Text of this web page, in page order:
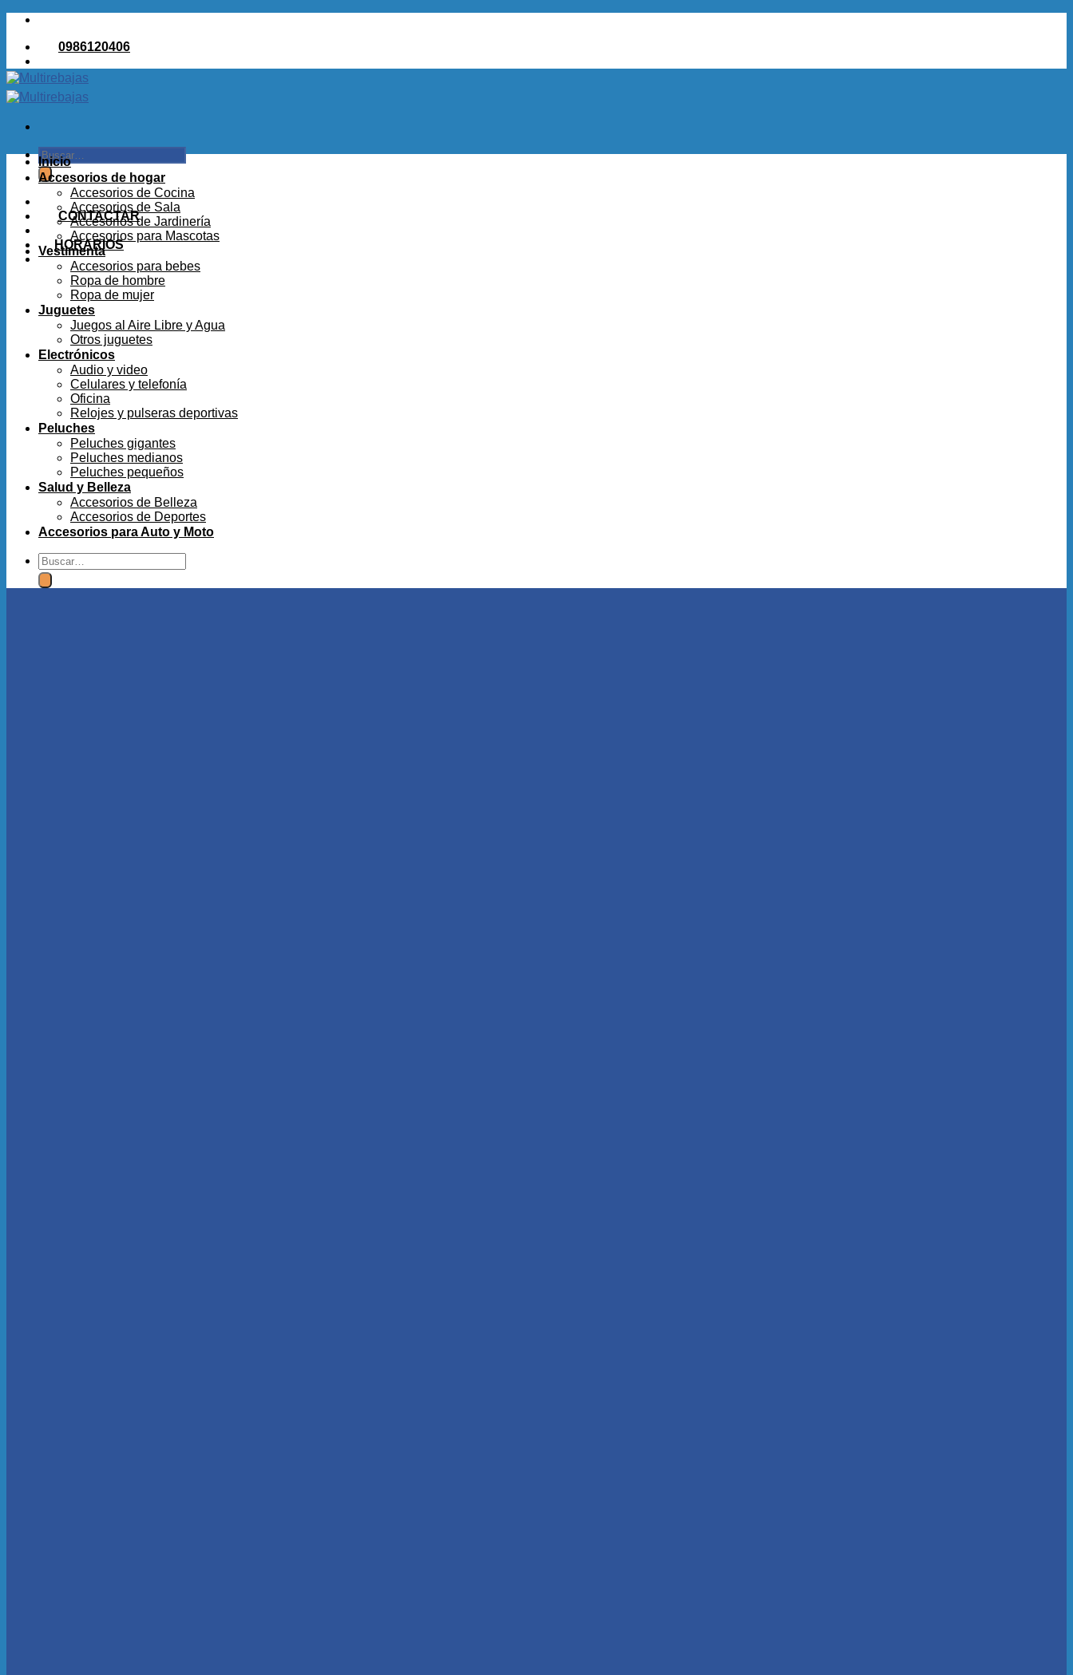
Saltar
contenido0986120406
Buscar
por:
CONTACTAR
HORARIOS
Inicio
Accesorios de hogar
Accesorios de Cocina
Accesorios de Sala
Accesorios de Jardinería
Accesorios para Mascotas
Vestimenta
Accesorios para bebes
Ropa de hombre
Ropa de mujer
Juguetes
Juegos al Aire Libre y Agua
Otros juguetes
Electrónicos
Audio y video
Celulares y telefonía
Oficina
Relojes y pulseras deportivas
Peluches
Peluches gigantes
Peluches medianos
Peluches pequeños
Salud y Belleza
Accesorios de Belleza
Accesorios de Deportes
Accesorios para Auto y Moto
Buscar
por: